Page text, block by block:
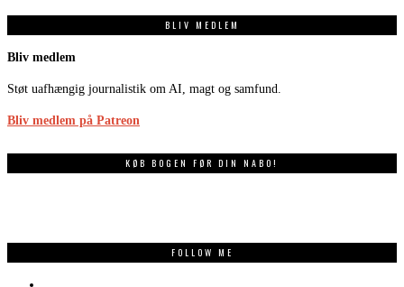
BLIV MEDLEM
Bliv medlem
Støt uafhængig journalistik om AI, magt og samfund.
Bliv medlem på Patreon
KØB BOGEN FØR DIN NABO!
FOLLOW ME